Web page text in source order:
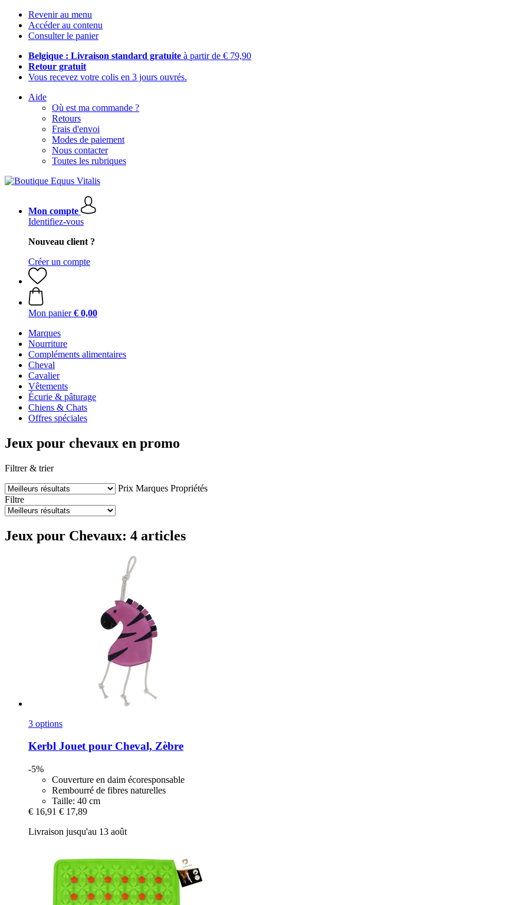
Revenir au menu
Accéder au contenu
Consulter le panier
Belgique : Livraison standard gratuite à partir de € 79,90
Retour gratuit
Vous recevez votre colis en 3 jours ouvrés.
Aide
Où est ma commande ?
Retours
Frais d'envoi
Modes de paiement
Nous contacter
Toutes les rubriques
Mon compte
Identifiez-vous
Nouveau client ?
Créer un compte
Mon panier € 0,00
Marques
Nourriture
Compléments alimentaires
Cheval
Cavalier
Vêtements
Écurie & pâturage
Chiens & Chats
Offres spéciales
Jeux pour chevaux en promo
Filtrer & trier
Prix Marques Propriétés
Filtre
Jeux pour Chevaux: 4 articles
3 options
Kerbl Jouet pour Cheval, Zèbre
-5%
Couverture en daim écoresponsable
Rembourré de fibres naturelles
Taille: 40 cm
€ 16,91 € 17,89
Livraison jusqu'au 13 août